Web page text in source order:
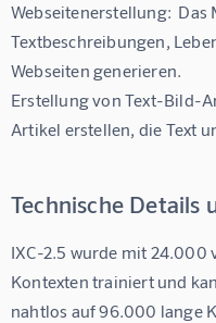
Webseitenerstellung:  Das
Textbeschreibungen,
Webseiten generieren.
Erstellung von Text-Bild-
Artikel erstellen, die Text
Technische Details
IXC-2.5 wurde mit 24.000
Kontexten trainiert und
nahtlos auf 96.000 lange